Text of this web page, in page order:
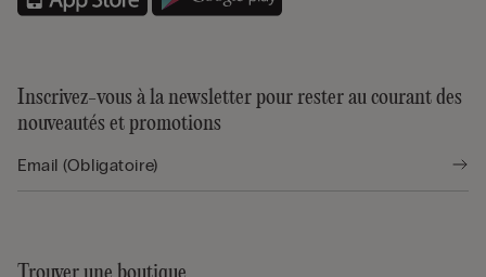
Inscrivez-vous à la newsletter pour rester au courant des
nouveautés et promotions